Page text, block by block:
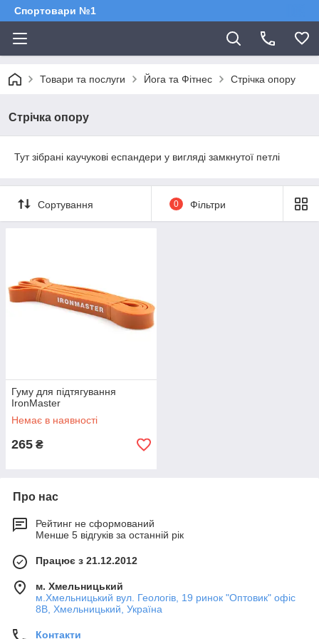
Спортовари №1
Товари та послуги Йога та Фітнес Стрічка опору
Стрічка опору
Тут зібрані каучукові еспандери у вигляді замкнутої петлі
Сортування 0 Фільтри
Гуму для підтягування
IronMaster
Немає в наявності
265 ₴
Про нас
Рейтинг не сформований
Менше 5 відгуків за останній рік
Працює з 21.12.2012
м. Хмельницький
м.Хмельницький вул. Геологів, 19 ринок "Оптовик" офіс
8В, Хмельницький, Україна
Контакти